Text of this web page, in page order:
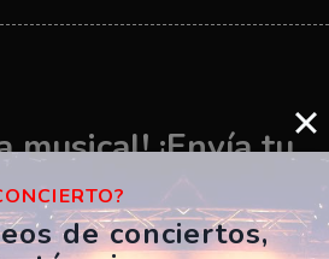
musical! ¡Envía tu
de conciertos,